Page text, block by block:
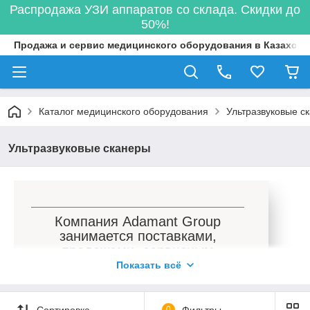
Распродажа УЗИ аппаратов со склада. Скидки до
50%!
Продажа и сервис медицинского оборудования в
Каталог медицинского оборудования Ультразвуковые
Ультразвуковые сканеры
Компания Adamant Group
занимается поставками,
продажами, сервисным
обслуживанием
Показать всё